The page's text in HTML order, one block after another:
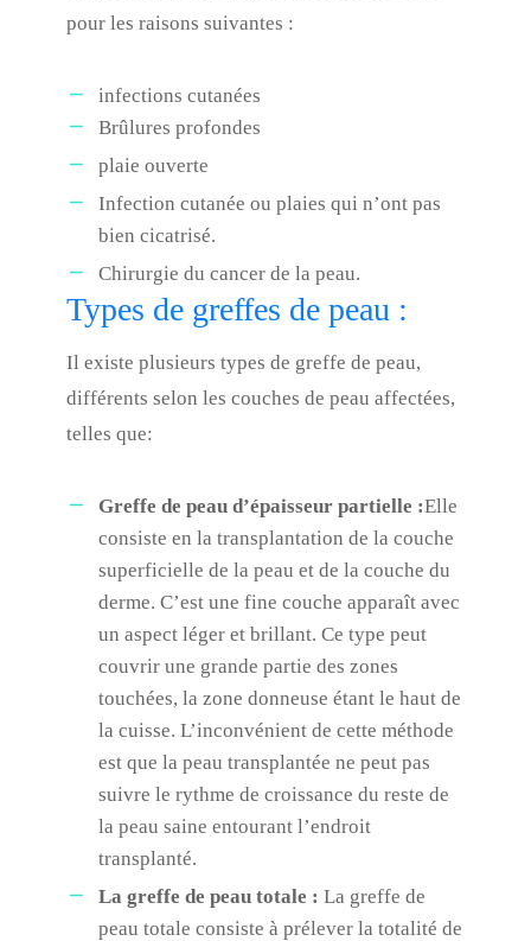
pour les raisons suivantes :
infections cutanées
Brûlures profondes
plaie ouverte
Infection cutanée ou plaies qui n’ont pas
bien cicatrisé.
Chirurgie du cancer de la peau.
Types de greffes de peau :
Il existe plusieurs types de greffe de peau,
différents selon les couches de peau affectées,
telles que:
Greffe de peau d’épaisseur partielle :Elle
consiste en la transplantation de la couche
superficielle de la peau et de la couche du
derme. C’est une fine couche apparaît avec
un aspect léger et brillant. Ce type peut
couvrir une grande partie des zones
touchées, la zone donneuse étant le haut de
la cuisse. L’inconvénient de cette méthode
est que la peau transplantée ne peut pas
suivre le rythme de croissance du reste de
la peau saine entourant l’endroit
transplanté.
La greffe de peau totale : La greffe de
peau totale consiste à prélever la totalité de